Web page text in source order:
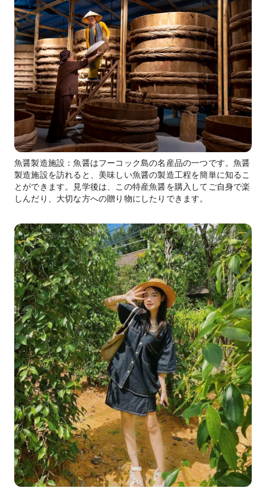
魚醤製造施設：魚醤はフーコック島の名産品の一つです。魚醤
製造施設を訪れると、美味しい魚醤の製造工程を簡単に知るこ
とができます。見学後は、この特産魚醤を購入してご自身で楽
しんだり、大切な方への贈り物にしたりできます。